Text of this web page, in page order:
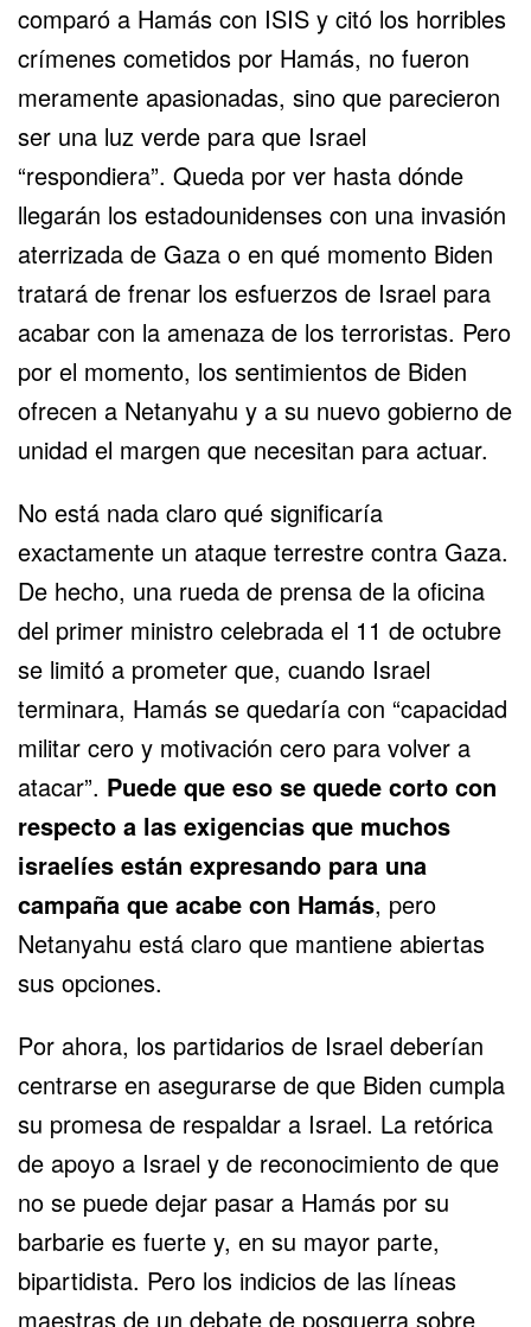
comparó a Hamás con ISIS y citó los horribles
crímenes cometidos por Hamás, no fueron
meramente apasionadas, sino que parecieron
ser una luz verde para que Israel
“respondiera”. Queda por ver hasta dónde
llegarán los estadounidenses con una invasión
aterrizada de Gaza o en qué momento Biden
tratará de frenar los esfuerzos de Israel para
acabar con la amenaza de los terroristas. Pero
por el momento, los sentimientos de Biden
ofrecen a Netanyahu y a su nuevo gobierno de
unidad el margen que necesitan para actuar.
No está nada claro qué significaría
exactamente un ataque terrestre contra Gaza.
De hecho, una rueda de prensa de la oficina
del primer ministro celebrada el 11 de octubre
se limitó a prometer que, cuando Israel
terminara, Hamás se quedaría con “capacidad
militar cero y motivación cero para volver a
atacar”. Puede que eso se quede corto con
respecto a las exigencias que muchos
israelíes están expresando para una
campaña que acabe con Hamás, pero
Netanyahu está claro que mantiene abiertas
sus opciones.
Por ahora, los partidarios de Israel deberían
centrarse en asegurarse de que Biden cumpla
su promesa de respaldar a Israel. La retórica
de apoyo a Israel y de reconocimiento de que
no se puede dejar pasar a Hamás por su
barbarie es fuerte y, en su mayor parte,
bipartidista. Pero los indicios de las líneas
maestras de un debate de posguerra sobre